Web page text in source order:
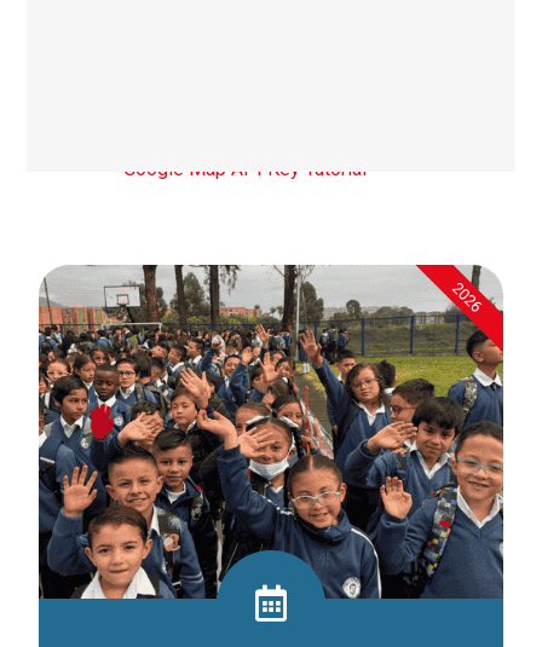
Google Map API Key Tutorial
2026